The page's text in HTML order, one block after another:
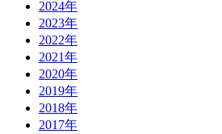
2024年
2023年
2022年
2021年
2020年
2019年
2018年
2017年